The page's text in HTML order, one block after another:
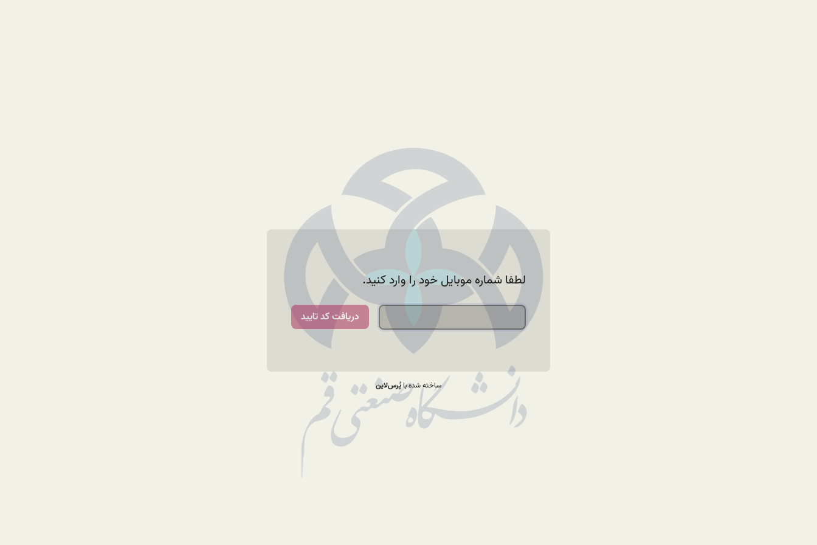
لطفا شماره موبایل خود را وارد کنید.
دریافت کد تایید
ساخته شده باپُرس‌لاین